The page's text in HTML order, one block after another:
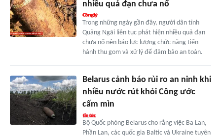
nhiều quả đạn chưa nổ
Trong những ngày gần đây, người dân tỉnh
Quảng Ngãi liên tục phát hiện nhiều quả đạn
chưa nổ nên báo lực lượng chức năng tiến
hành thu gom và xử lý để đảm bảo an toàn.
Belarus cảnh báo rủi ro an ninh khi
nhiều nước rút khỏi Công ước
cấm mìn
Bộ Quốc phòng Belarus cho rằng việc Ba Lan,
Phần Lan, các quốc gia Baltic và Ukraine tuyên